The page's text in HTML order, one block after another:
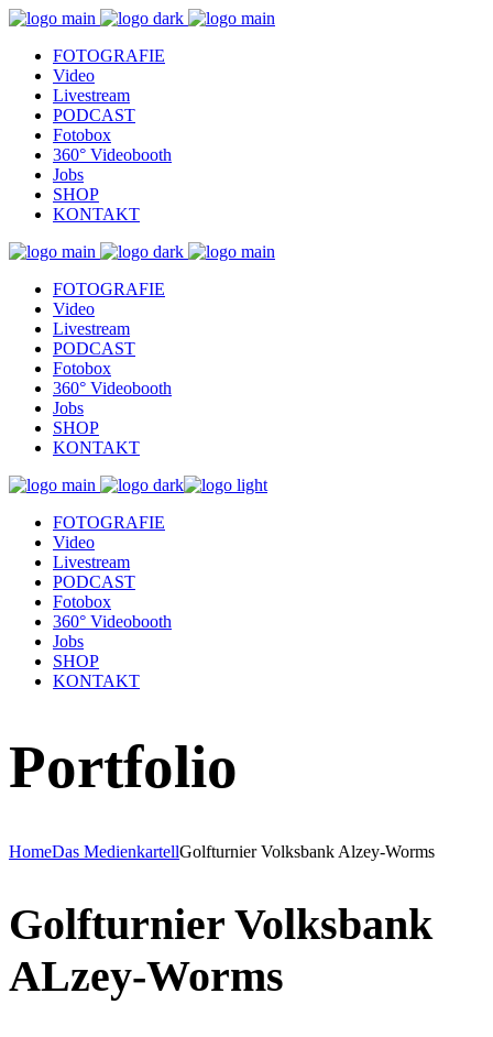
FOTOGRAFIE
Video
Livestream
PODCAST
Fotobox
360° Videobooth
Jobs
SHOP
KONTAKT
FOTOGRAFIE
Video
Livestream
PODCAST
Fotobox
360° Videobooth
Jobs
SHOP
KONTAKT
FOTOGRAFIE
Video
Livestream
PODCAST
Fotobox
360° Videobooth
Jobs
SHOP
KONTAKT
Portfolio
HomeDas MedienkartellGolfturnier Volksbank Alzey-Worms
Golfturnier Volksbank
ALzey-Worms